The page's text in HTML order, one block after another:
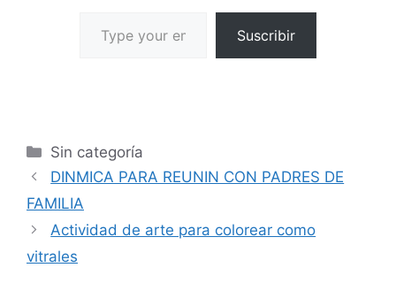
Suscribir
Sin categoría
DINMICA PARA REUNIN CON PADRES DE
FAMILIA
Actividad de arte para colorear como
vitrales